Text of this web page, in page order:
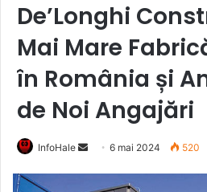
De’Longhi
Mai Mare
în România și
de Noi Angajări
InfoHale
Send
email
6 mai 2024 520